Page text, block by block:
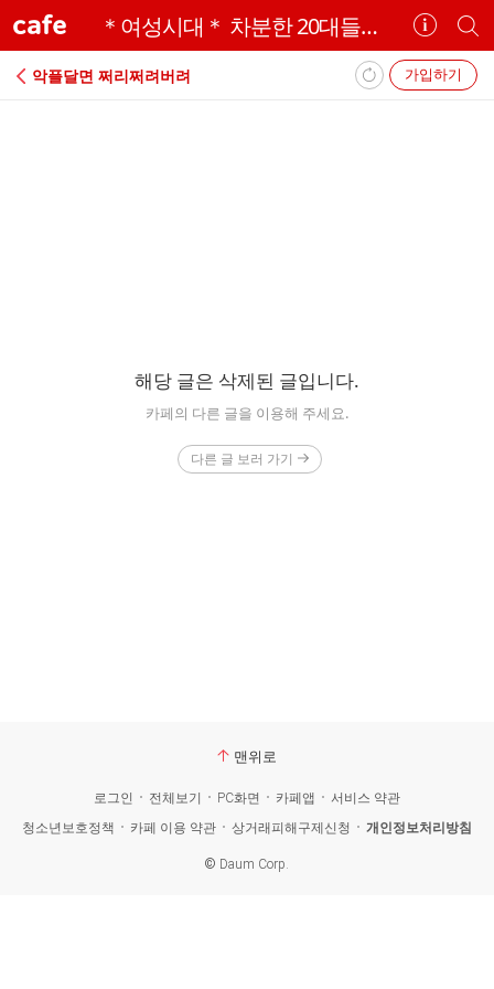
cafe ＊여성시대＊ 차분한 20대들의 알흠다운 공간
카
페
정
보
개
별
카
페
가입하기
악플달면 쩌리쩌려버려
해당 글은 삭제된 글입니다.
카페의 다른 글을 이용해 주세요.
다른 글 보러 가기
맨위로
로그인 전체보기 PC화면 카페앱
서비스 약관
청소년보호정책
카페 이용 약관 상거래피해구제신청 개인정보처리방침
© Daum Corp.